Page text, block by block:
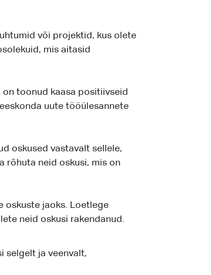
või projektid, kus olete
mis aitasid
on toonud kaasa positiivseid
uute tööülesannete
oskused vastavalt sellele,
rõhuta neid oskusi, mis on
oskuste jaoks. Loetlege
neid oskusi rakendanud.
selgelt ja veenvalt,